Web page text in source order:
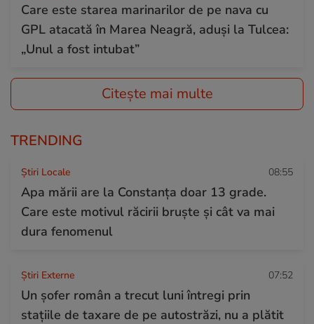
Care este starea marinarilor de pe nava cu
GPL atacată în Marea Neagră, aduși la Tulcea:
„Unul a fost intubat”
Citește mai multe
TRENDING
Știri Locale 08:55
Apa mării are la Constanța doar 13 grade.
Care este motivul răcirii bruște și cât va mai
dura fenomenul
Știri Externe 07:52
Un șofer român a trecut luni întregi prin
stațiile de taxare de pe autostrăzi, nu a plătit